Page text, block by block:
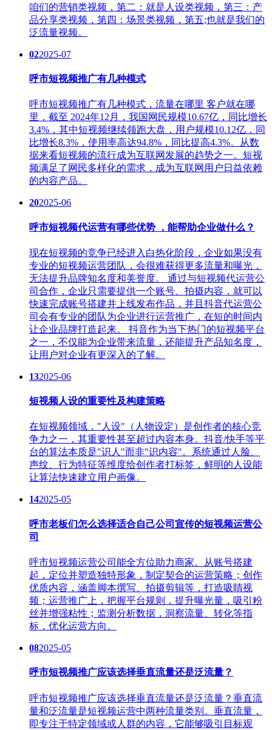
咱们的营销类视频，第二：就是人设类视频，第三：产
品分享类视频，第四：场景类视频，第五;也就是我们的
泛流量视频。
022025-07
呼市短视频推广有几种模式
呼市短视频推广有几种模式，流量在哪里 客户就在哪
里，截至 2024年12月，我国网民规模10.67亿，同比增长
3.4%，其中短视频继续领跑大盘，用户规模10.12亿，同
比增长8.3%，使用率高达94.8%，同比提高4.3%。从数
据来看短视频的流行成为互联网发展的趋势之一。‌短视
频满足了网民多样化的需求，成为互联网用户日益依赖
的内容产品。
202025-06
呼市短视频代运营有哪些优势 ，能帮助企业做什么？
现在短视频的竞争已经进入白热化阶段，企业如果没有
专业的短视频运营团队，会很难获得更多流量和曝光，
无法提升品牌知名度和美誉度。 通过与短视频代运营公
司合作，企业只需要提供一个账号、拍摄内容，就可以
快速完成账号搭建并上线发布作品，并且抖音代运营公
司会有专业的团队为企业进行运营推广，在短的时间内
让企业品牌打造起来。 抖音作为当下热门的短视频平台
之一，不仅能为企业带来流量，还能提升产品知名度，
让用户对企业有更深入的了解。
132025-06
短视频人设的重要性及构建策略
在短视频领域，"人设"（人物设定）是创作者的核心竞
争力之一，其重要性甚至超过内容本身。抖音/快手等平
台的算法本质是"识人"而非"识内容"。系统通过人脸、
声纹、行为特征等维度给创作者打标签，鲜明的人设能
让算法快速建立用户画像。
142025-05
呼市老板们怎么选择适合自己公司宣传的短视频运营公
司
呼市短视频运营公司能全方位助力商家。从账号搭建
起，定位并塑造独特形象，制定契合的运营策略；创作
优质内容，涵盖脚本撰写、拍摄剪辑等，打造吸睛视
频；运营推广上，把握平台规则，提升曝光量，吸引粉
丝并增强粘性；监测分析数据，洞察流量、转化等指
标，优化运营方向。
082025-05
呼市短视频推广应该选择垂直流量还是泛流量？
呼市短视频推广应该选择垂直流量还是泛流量？垂直流
量和泛流量是短视频运营中两种流量类别。垂直流量，
即专注于特定领域或人群的内容，它能够吸引目标观